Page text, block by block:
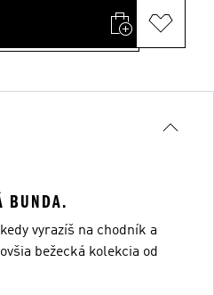
BUNDA.
vyrazíš na chodník a
bežecká kolekcia od